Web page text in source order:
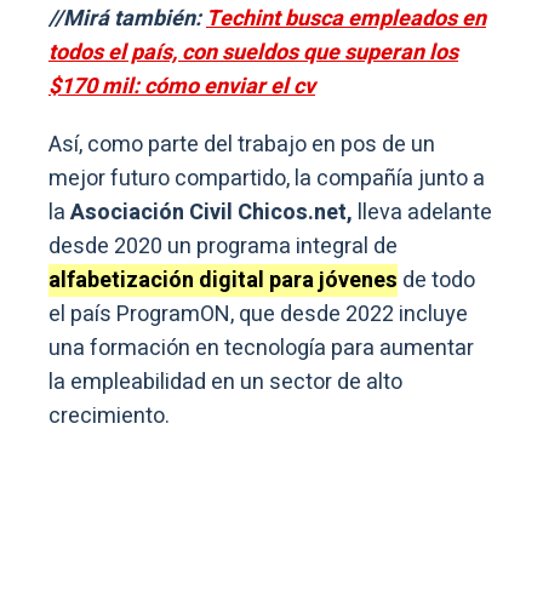
//Mirá también:Techint busca empleados en
todos el país, con sueldos que superan los
$170 mil: cómo enviar el cv
Así, como parte del trabajo en pos de un
mejor futuro compartido, la compañía junto a
laAsociación Civil Chicos.net, lleva adelante
desde 2020 un programa integral de
alfabetización digital para jóvenes de todo
el país ProgramON, que desde 2022 incluye
una formación en tecnología para aumentar
la empleabilidad en un sector de alto
crecimiento.